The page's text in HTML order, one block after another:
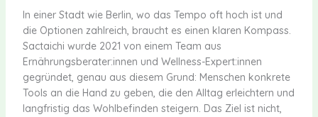
In einer Stadt wie Berlin, wo das Tempo oft hoch ist und
die Optionen zahlreich, braucht es einen klaren Kompass.
Sactaichi wurde 2021 von einem Team aus
Ernährungsberater:innen und Wellness-Expert:innen
gegründet, genau aus diesem Grund: Menschen konkrete
Tools an die Hand zu geben, die den Alltag erleichtern und
langfristig das Wohlbefinden steigern. Das Ziel ist nicht,